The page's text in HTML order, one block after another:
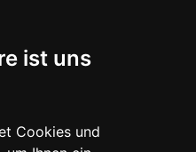
ist uns
Cookies und